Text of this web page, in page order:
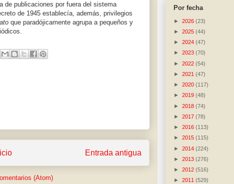
de publicaciones por fuera del sistema
de 1945 establecía, además, privilegios
que paradójicamente agrupa a pequeños y
Entrada antigua
(Atom)
Por fecha
► 2026 (23)
► 2025 (44)
► 2024 (47)
► 2023 (70)
► 2022 (54)
► 2021 (47)
► 2020 (117)
► 2019 (48)
► 2018 (74)
► 2017 (78)
► 2016 (113)
► 2015 (115)
► 2014 (224)
► 2013 (276)
► 2012 (516)
► 2011 (529)